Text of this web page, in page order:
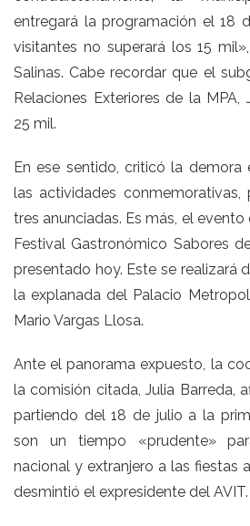
entregará la programación el 18
visitantes no superará los 15
Salinas. Cabe recordar que el
Relaciones Exteriores de la MPA,
25 mil.
En ese sentido, criticó la demora
las actividades
tres anunciadas. Es más, el
Festival Gastronómico Sabores
presentado hoy. Este se realizará
la explanada del Palacio
Mario Vargas Llosa.
Ante el panorama expuesto, la
la comisión citada, Julia Barreda,
partiendo del 18 de julio a la
son un tiempo «prudente»
nacional y extranjero a las fiestas
desmintió el expresidente del AVIT.